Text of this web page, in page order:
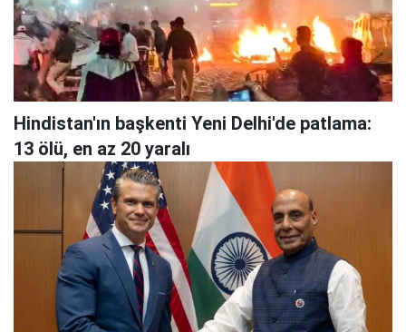
Hindistan'ın başkenti Yeni Delhi'de patlama:
13 ölü, en az 20 yaralı